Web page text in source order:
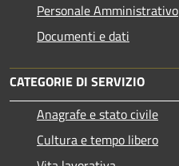
Personale Amministrativo
Documenti e dati
CATEGORIE DI SERVIZIO
Anagrafe e stato civile
Cultura e tempo libero